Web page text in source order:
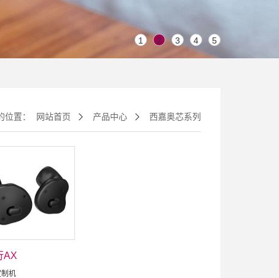
1 2 3 4 5
位置： 网站首页 产品中心 西嘉奥芯系列
AX
制机